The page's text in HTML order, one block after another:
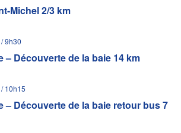
Michel 2/3 km
– Découverte de la baie 14 km
9h30
– Découverte de la baie retour bus 7
10h15